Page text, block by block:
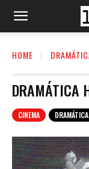
HOME
DRAMÁTICA
CINEMA